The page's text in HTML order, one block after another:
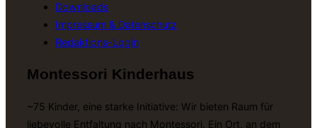
Downloads
Impressum & Datenschutz
Redaktions-Login
Montessori Kinderhaus
~75 Kinder, eine starke Initiative: Wir bieten Raum für
liebevolle Entfaltung nach Montessori. Ein Ort, an dem